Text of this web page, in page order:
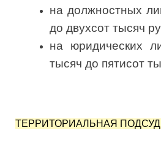
на должностных
до двухсот тысяч
на юридических
тысяч до пятисот
ТЕРРИТОРИАЛЬНАЯ